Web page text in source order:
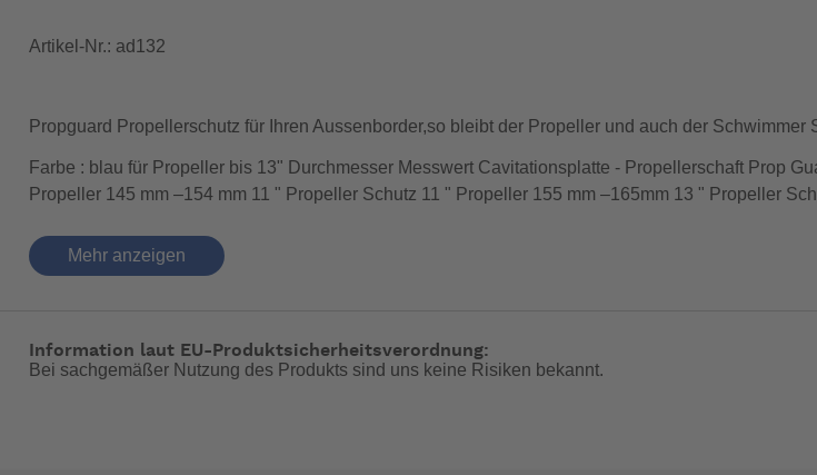
Artikel-Nr.: ad132
Propguard Propellerschutz für Ihren Aussenborder,so bleibt der Propeller und auch der Schwimmer
Farbe : blau für Propeller bis 13" Durchmesser Messwert Cavitationsplatte - Propellerschaft Prop
Propeller 145 mm –154 mm 11 " Propeller Schutz 11 " Propeller 155 mm –165mm 13 " Propeller
-- Auf Produktfotos angezeigte Dekorationsartikel gehören nicht zum Leistungsumfang. --
Mehr anzeigen
Information laut EU-Produktsicherheitsverordnung:
Bei sachgemäßer Nutzung des Produkts sind uns keine Risiken bekannt.